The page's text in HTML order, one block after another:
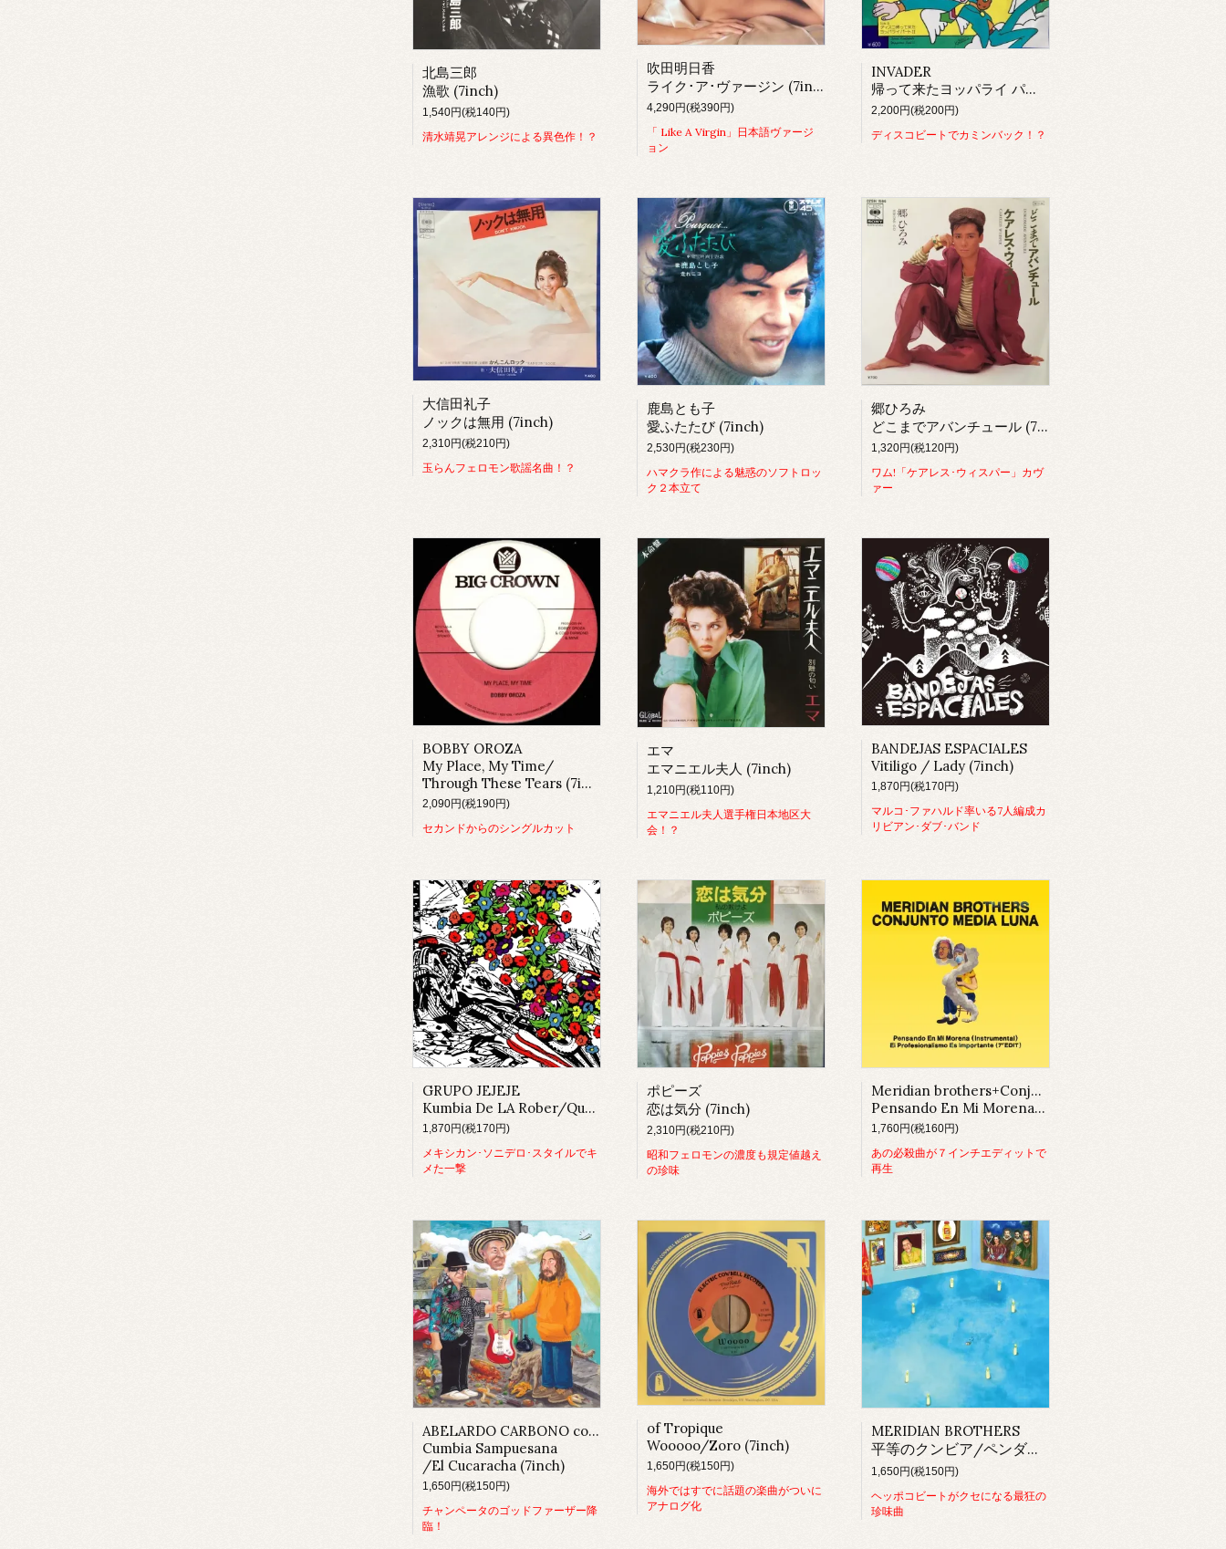
北島三郎
漁歌 (7inch)
1,540円(税140円)
清水靖晃アレンジによる異色作！？
吹田明日香
ライク･ア･ヴァージン (7inch)
4,290円(税390円)
「 Like A Virgin」日本語ヴァージ
ョン
INVADER
帰って来たヨッパライ パートⅠ
2,200円(税200円)
ディスコビートでカミンバック！？
大信田礼子
ノックは無用 (7inch)
2,310円(税210円)
玉らんフェロモン歌謡名曲！？
鹿島とも子
愛ふたたび (7inch)
2,530円(税230円)
ハマクラ作による魅惑のソフトロッ
ク２本立て
郷ひろみ
どこまでアバンチュール (7inch)
1,320円(税120円)
ワム!「ケアレス･ウィスパー」カヴ
ァー
BOBBY OROZA
My Place, My Time/
Through These Tears (7inch)
2,090円(税190円)
セカンドからのシングルカット
エマ
エマニエル夫人 (7inch)
1,210円(税110円)
エマニエル夫人選手権日本地区大
会！？
BANDEJAS ESPACIALES
Vitiligo / Lady (7inch)
1,870円(税170円)
マルコ･ファハルド率いる7人編成カ
リビアン･ダブ･バンド
GRUPO JEJEJE
Kumbia De LA Rober/Quetzali
1,870円(税170円)
メキシカン･ソニデロ･スタイルでキ
メた一撃
ポピーズ
恋は気分 (7inch)
2,310円(税210円)
昭和フェロモンの濃度も規定値越え
の珍味
Meridian brothers+Conjutno Media Luna
Pensando En Mi Morena / El Profesinalismo Es Importante
1,760円(税160円)
あの必殺曲が７インチエディットで
再生
ABELARDO CARBONO con MERIDIAN BROTHERS
Cumbia Sampuesana
/El Cucaracha (7inch)
1,650円(税150円)
チャンペータのゴッドファーザー降
臨！
of Tropique
Wooooo/Zoro (7inch)
1,650円(税150円)
海外ではすでに話題の楽曲がついに
アナログ化
MERIDIAN BROTHERS
平等のクンビア/ペンダントのクンビア
1,650円(税150円)
ヘッポコビートがクセになる最狂の
珍味曲